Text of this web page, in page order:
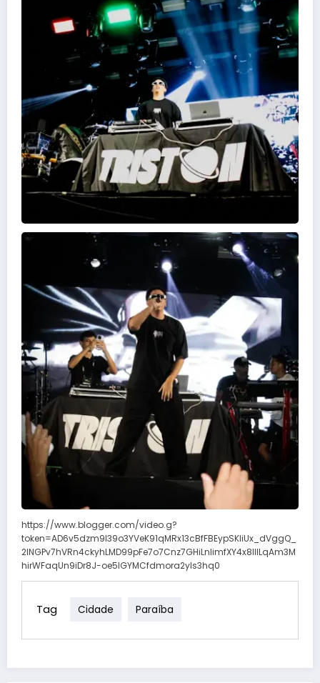
https://www.blogger.com/video.g?
token=AD6v5dzm9l39o3YVeK91qMRx13cBfFBEypSKliUx_dVggQ_
2lNGPv7hVRn4ckyhLMD99pFe7o7Cnz7GHiLnIimfXY4x8IIlLqAm3M
hirWFaqUn9iDr8J-oe5lGYMCfdmora2yls3hq0
Tag Cidade Paraíba